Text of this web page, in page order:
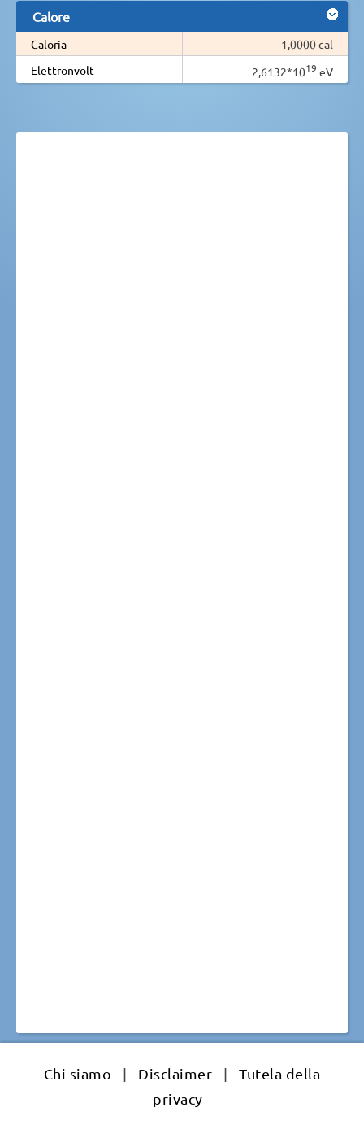
Calore
Caloria
1,0000 cal
Elettronvolt
2,6132*1019 eV
Chi siamo | Disclaimer |
Tutela della
privacy